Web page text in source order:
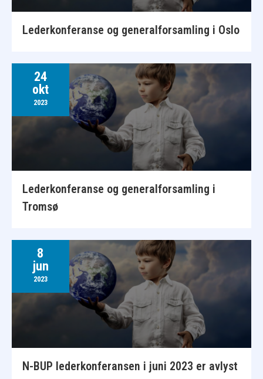
Lederkonferanse og generalforsamling i Oslo
24
okt
2023
Lederkonferanse og generalforsamling i
Tromsø
8
jun
2023
N-BUP lederkonferansen i juni 2023 er avlyst